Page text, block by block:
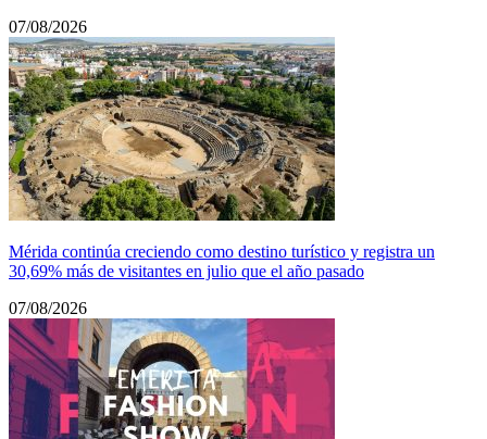
07/08/2026
Mérida continúa creciendo como destino turístico y registra un
30,69% más de visitantes en julio que el año pasado
07/08/2026